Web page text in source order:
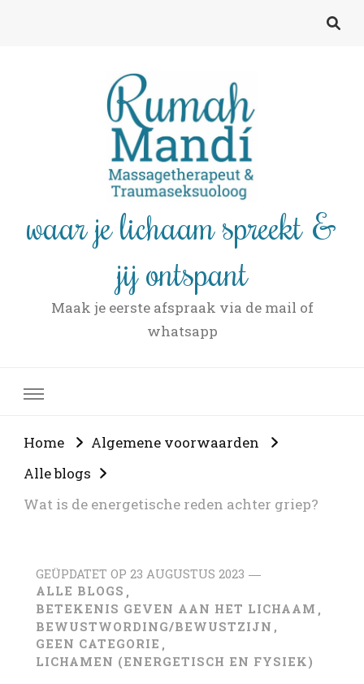
waar je lichaam spreekt &
jij ontspant
Maak je eerste afspraak via de mail of
whatsapp
Home
Algemene voorwaarden
Alle blogs
Wat is de energetische reden achter griep?
GEÜPDATET OP 23 AUGUSTUS 2023
ALLE BLOGS
BETEKENIS GEVEN AAN HET LICHAAM
BEWUSTWORDING/BEWUSTZIJN
GEEN CATEGORIE
LICHAMEN (ENERGETISCH EN FYSIEK)